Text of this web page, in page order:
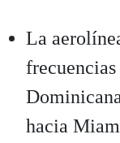
La
hacia